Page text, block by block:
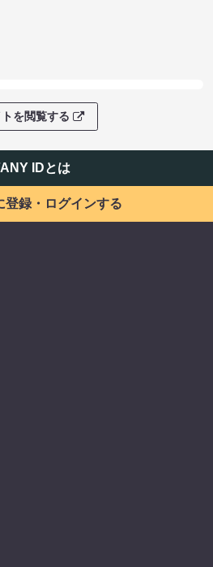
を閲覧する
IDとは
登録・ログインする